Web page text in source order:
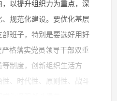
以提升组织力为重点，深
规范化建设。要优化基层
班子，特别是要选好用好
格落实党员领导干部双重
制度，创新组织生活方
、时代性、原则性、战斗